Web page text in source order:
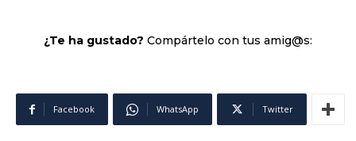
¿Te ha gustado? Compártelo con tus amig@s:
Facebook WhatsApp Twitter